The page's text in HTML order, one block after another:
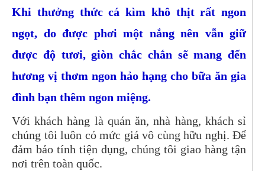
Khi thưởng thức cá kìm khô thịt rất ngon
ngọt, do được phơi một nắng nên vẫn giữ
được độ tươi, giòn chắc chắn sẽ mang đến
hương vị thơm ngon hảo hạng cho bữa ăn gia
đình bạn thêm ngon miệng.
Với khách hàng là quán ăn, nhà hàng, khách sỉ
chúng tôi luôn có mức giá vô cùng hữu nghị. Để
đảm bảo tính tiện dụng, chúng tôi giao hàng tận
nơi trên toàn quốc.